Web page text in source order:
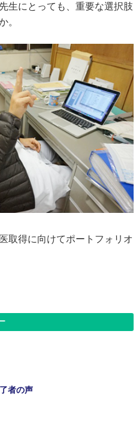
生にとっても、重要な選択肢
。
取得に向けてポートフォリオ
者の声